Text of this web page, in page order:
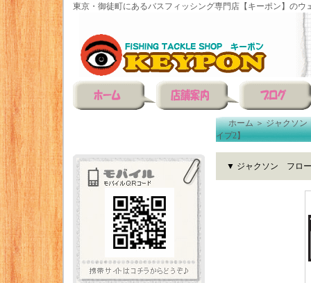
東京・御徒町にあるバスフィッシング専門店【キーポン】のウ
ホーム＞ジャクソン
イプ2】
▼ ジャクソン フロー